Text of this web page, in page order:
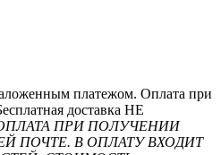
платежом. Оплата при
доставка НЕ
ПРИ ПОЛУЧЕНИИ
ПОЧТЕ. В ОПЛАТУ ВХОДИТ